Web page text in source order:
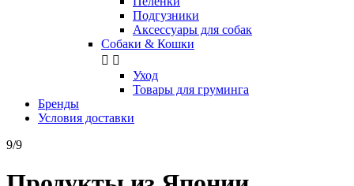
Подгузники
Аксессуары для собак
Собаки & Кошки
 
Уход
Товары для груминга
Бренды
Условия доставки
9/9